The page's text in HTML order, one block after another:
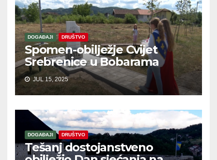
DOGAĐAJI DRUŠTVO
Spomen-obilježje Cvijet
Srebrenice u Bobarama
JUL 15, 2025
DOGAĐAJI DRUŠTVO
Tešanj dostojanstveno